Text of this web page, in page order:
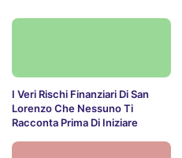
I Veri Rischi Finanziari Di San
Lorenzo Che Nessuno Ti
Racconta Prima Di Iniziare